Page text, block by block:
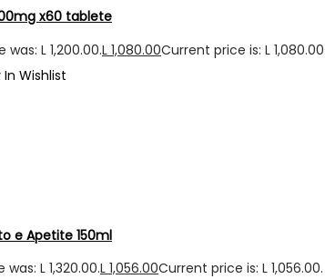
x60 tablete
L 1,200.00.L 1,080.00Current price is: L 1,080.00.
Wishlist
e Apetite 150ml
L 1,320.00.L 1,056.00Current price is: L 1,056.00.